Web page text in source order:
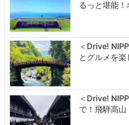
るっと堪能
＜Drive!
とグルメを
＜Drive!
で！飛騨高